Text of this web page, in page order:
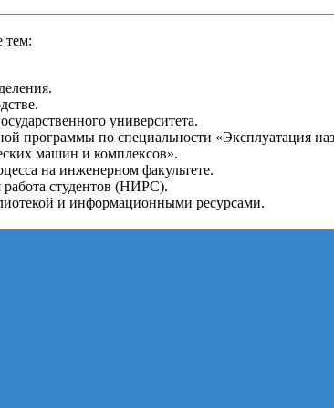
тем:
университета.
программы по специальности «Эксплуатация
машин и комплексов».
на инженерном факультете.
работа студентов (НИРС).
и информационными ресурсами.